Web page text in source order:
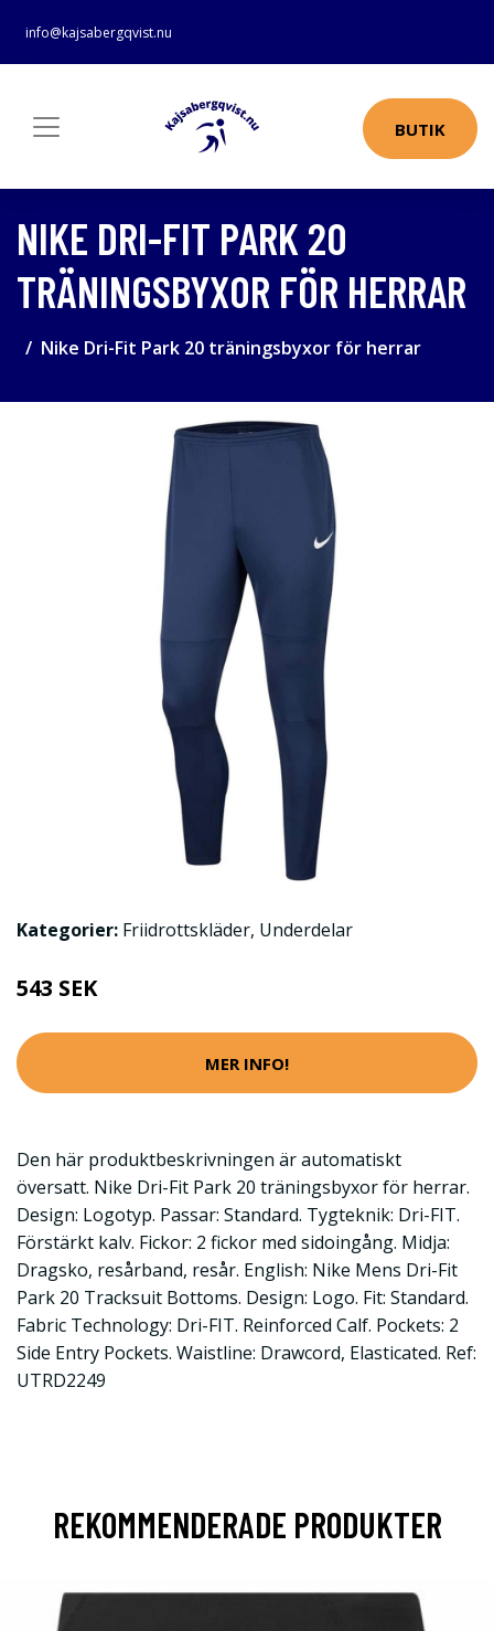
info@kajsabergqvist.nu
BUTIK
NIKE DRI-FIT PARK 20
TRÄNINGSBYXOR FÖR HERRAR
Nike Dri-Fit Park 20 träningsbyxor för herrar
Kategorier: Friidrottskläder, Underdelar
543 SEK
MER INFO!
Den här produktbeskrivningen är automatiskt
översatt. Nike Dri-Fit Park 20 träningsbyxor för herrar.
Design: Logotyp. Passar: Standard. Tygteknik: Dri-FIT.
Förstärkt kalv. Fickor: 2 fickor med sidoingång. Midja:
Dragsko, resårband, resår. English: Nike Mens Dri-Fit
Park 20 Tracksuit Bottoms. Design: Logo. Fit: Standard.
Fabric Technology: Dri-FIT. Reinforced Calf. Pockets: 2
Side Entry Pockets. Waistline: Drawcord, Elasticated. Ref:
UTRD2249
REKOMMENDERADE PRODUKTER